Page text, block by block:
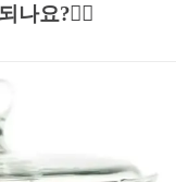
나요?👩‍⚖️